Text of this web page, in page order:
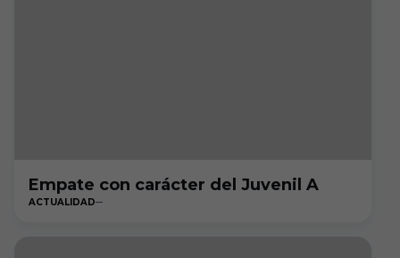
Empate con carácter del Juvenil A
ACTUALIDAD